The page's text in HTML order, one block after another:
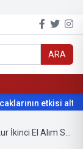
ARA
etkisi